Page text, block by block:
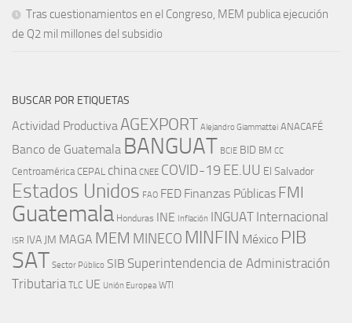
Tras cuestionamientos en el Congreso, MEM publica ejecución
de Q2 mil millones del subsidio
BUSCAR POR ETIQUETAS
Actividad Productiva AGEXPORT Alejandro Giammattei ANACAFÉ
Banco de Guatemala BANGUAT BCIE BID BM CC
Centroamérica CEPAL china CNEE COVID-19 EE.UU El Salvador
Estados Unidos FAO FED Finanzas Públicas FMI
Guatemala Honduras INE Inflación INGUAT Internacional
ISR IVA JM MAGA MEM MINECO MINFIN México PIB
SAT Sector Público SIB Superintendencia de Administración
Tributaria TLC UE Unión Europea WTI